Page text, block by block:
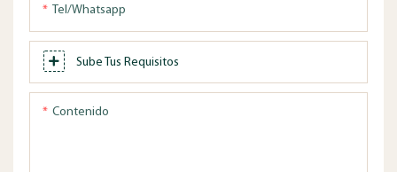
Tel/whatsapp
Sube Tus Requisitos
Contenido